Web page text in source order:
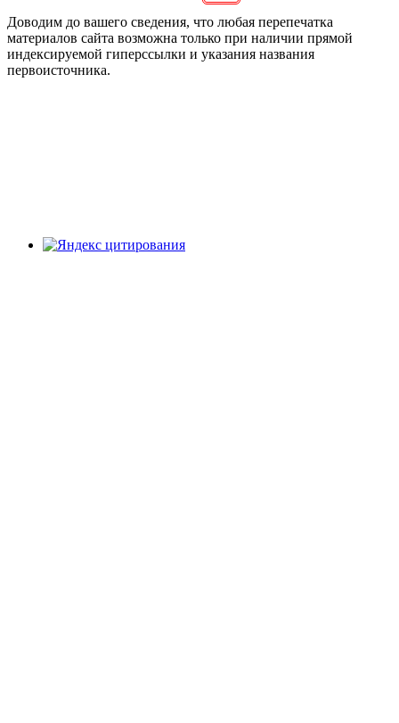
Доводим до вашего сведения, что любая перепечатка
материалов сайта возможна только при наличии прямой
индексируемой гиперссылки и указания названия
первоисточника.